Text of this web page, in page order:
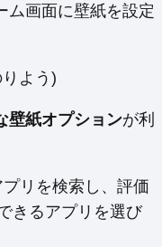
ム画面に壁紙を設定
よう)
壁紙オプションが利
リを検索し、評価
きるアプリを選び